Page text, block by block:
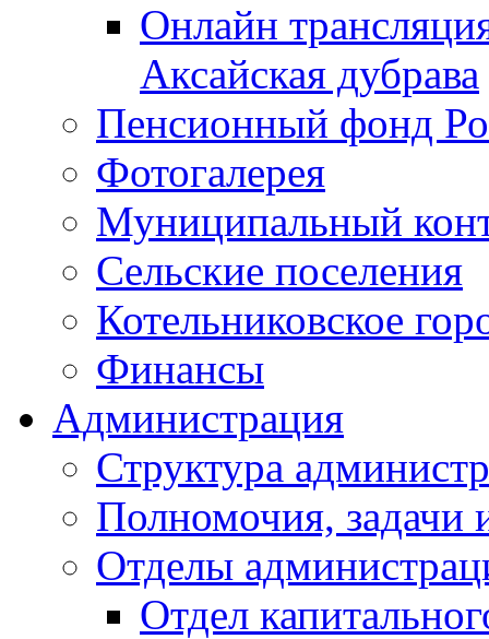
Онлайн
Аксайская дубрава
Пенсионный фонд
Фотогалерея
Муниципальный
Сельские поселения
Котельниковское
Финансы
Администрация
Структура
Полномочия, задачи
Отделы
Отдел